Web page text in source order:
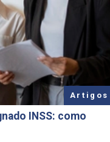
Artigos
INSS: como